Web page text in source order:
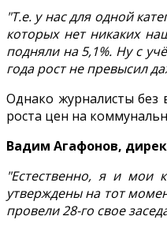
"Т.е. у нас для одной
которых нет никаких
подняли на 5,1%. Ну с
года рост не превысил
Однако журналисты без
роста цен на
Вадим Агафонов,
"Естественно, я и мои
утверждены на тот
провели 28-го свое